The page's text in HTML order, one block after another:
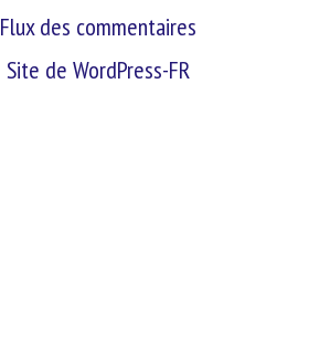
Flux des commentaires
Site de WordPress-FR